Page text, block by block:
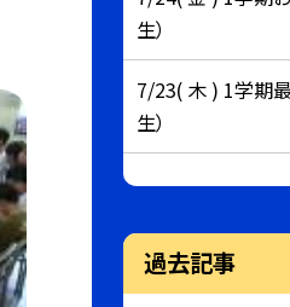
生）
7/23( 木 ) 1学期
生）
過去記事